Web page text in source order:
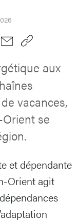
aux
vacances,
se
et dépendante
Orient agit